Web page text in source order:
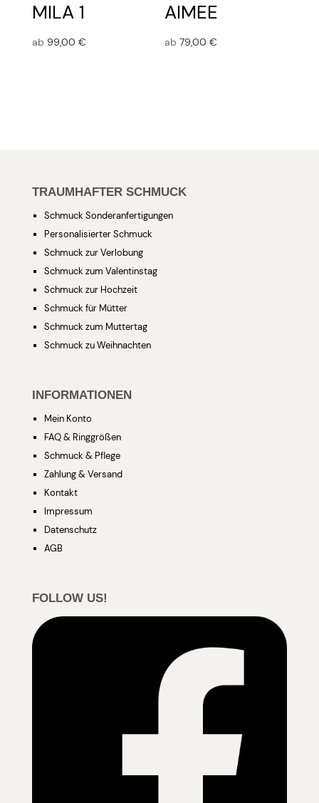
MILA 1
ab 99,00 €
AIMEE
ab79,00€
TRAUMHAFTER SCHMUCK
Schmuck Sonderanfertigungen
Personalisierter Schmuck
Schmuck zur Verlobung
Schmuck zum Valentinstag
Schmuck zur Hochzeit
Schmuck für Mütter
Schmuck zum Muttertag
Schmuck zu Weihnachten
INFORMATIONEN
Mein Konto
FAQ & Ringgrößen
Schmuck & Pflege
Zahlung & Versand
Kontakt
Impressum
Datenschutz
AGB
FOLLOW US!